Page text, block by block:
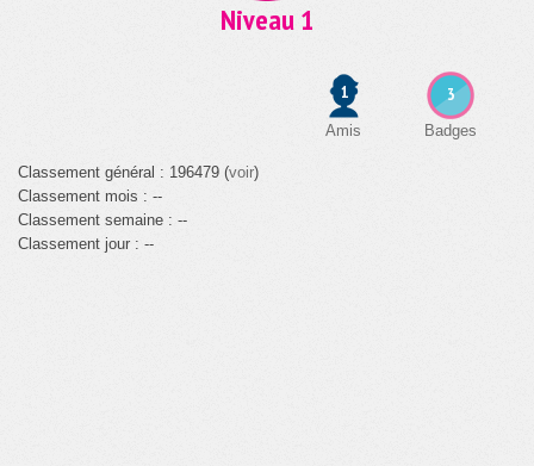
Niveau 1
3
Badges
1
Amis
Classement général : 196479 (voir)
Classement mois : --
Classement semaine : --
Classement jour : --